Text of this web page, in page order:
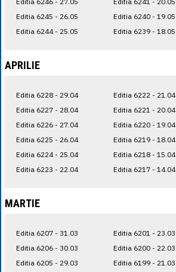
Editia 6245 - 26.05
Editia 6244 - 25.05
Editia 6240 - 19.05
Editia 6239 - 18.05
APRILIE
Editia 6228 - 29.04
Editia 6227 - 28.04
Editia 6226 - 27.04
Editia 6225 - 26.04
Editia 6224 - 25.04
Editia 6223 - 22.04
Editia 6222 - 21.04
Editia 6221 - 20.04
Editia 6220 - 19.04
Editia 6219 - 18.04
Editia 6218 - 15.04
Editia 6217 - 14.04
MARTIE
Editia 6207 - 31.03
Editia 6206 - 30.03
Editia 6205 - 29.03
Editia 6201 - 23.03
Editia 6200 - 22.03
Editia 6199 - 21.03